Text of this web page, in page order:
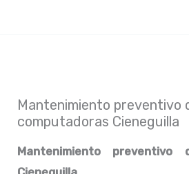
Mantenimiento preventivo
computadoras Cieneguilla
Mantenimiento preventivo